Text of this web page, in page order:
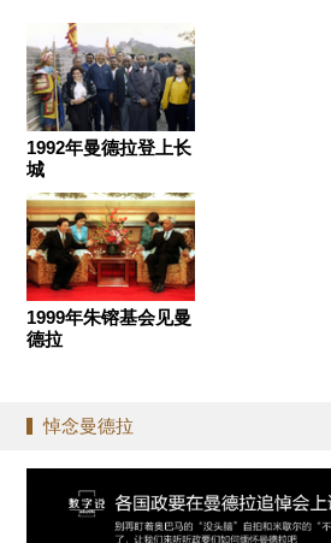
1992年曼德拉登上长
城
1999年朱镕基会见曼
德拉
悼念曼德拉